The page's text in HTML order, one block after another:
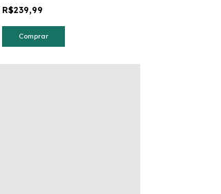
R$239,99
Comprar